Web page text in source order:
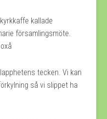
kallade
församlingsmöte.
tecken. Vi kan
så vi slippet ha